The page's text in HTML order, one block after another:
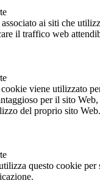
ai siti che
il traffico web
viene utilizzato
per il sito
del proprio sito Web.
questo cookie per